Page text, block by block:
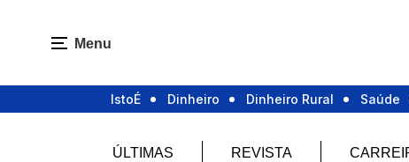
Menu
IstoÉ Dinheiro Dinheiro Rural Saúde
ÚLTIMAS REVISTA